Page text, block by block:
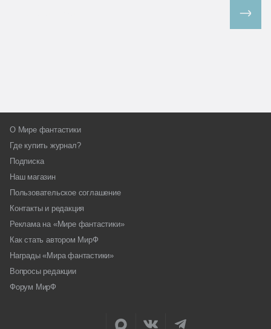
О Мире фантастики
Где купить журнал?
Подписка
Наш магазин
Пользовательское соглашение
Контакты и редакция
Реклама на «Мире фантастики»
Как стать автором МирФ
Награды «Мира фантастики»
Вопросы редакции
Форум МирФ